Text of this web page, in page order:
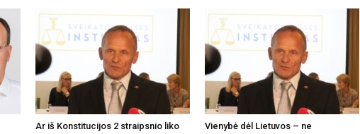
Ar iš Konstitucijos 2 straipsnio liko
Vienybė dėl Lietuvos – ne